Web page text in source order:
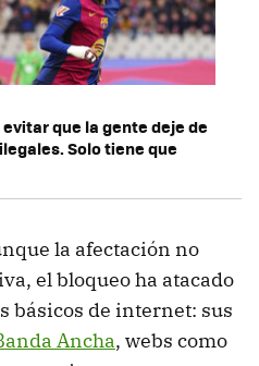
que la gente deje de
Solo tiene que
la afectación no
el bloqueo ha atacado
básicos de internet: sus
Ancha, webs como